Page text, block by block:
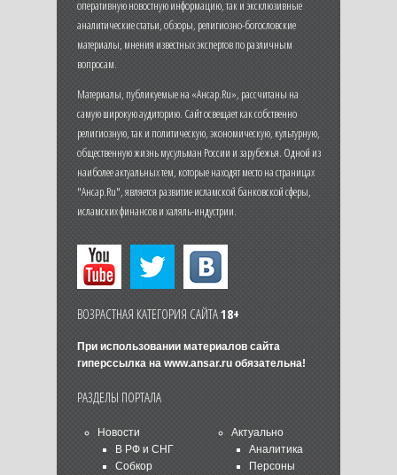
оперативную новостную информацию, так и эксклюзивные
аналитические статьи, обзоры, религиозно-богословские
материалы, мнения известных экспертов по различным
вопросам.
Материалы, публикуемые на «Ансар.Ru», рассчитаны на
самую широкую аудиторию. Сайт освещает как собственно
религиозную, так и политическую, экономическую, культурную,
общественную жизнь мусульман России и зарубежья. Одной из
наиболее актуальных тем, которые находят место на страницах
"Ансар.Ru", является развитие исламской банковской сферы,
исламских финансов и халяль-индустрии.
ВОЗРАСТНАЯ КАТЕГОРИЯ САЙТА18+
При использовании материалов сайта
гиперссылка на www.ansar.ruобязательна!
РАЗДЕЛЫ ПОРТАЛА
Новости
В РФ и СНГ
Собкор
Актуально
Аналитика
Персоны